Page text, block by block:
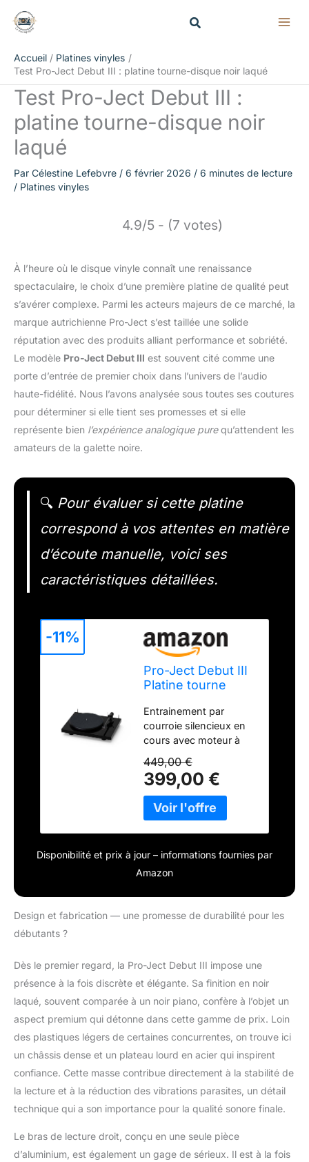
Accueil
Platines vinyles
Test Pro-Ject Debut III : platine tourne-disque noir laqué
Test Pro-Ject Debut III :
platine tourne-disque noir
laqué
Par Célestine Lefebvre / 6 février 2026 / 6 minutes de lecture
/ Platines vinyles
4.9/5 - (7 votes)
À l’heure où le disque vinyle connaît une renaissance
spectaculaire, le choix d’une première platine de qualité peut
s’avérer complexe. Parmi les acteurs majeurs de ce marché, la
marque autrichienne Pro-Ject s’est taillée une solide
réputation avec des produits alliant performance et sobriété.
Le modèle Pro-Ject Debut III est souvent cité comme une
porte d’entrée de premier choix dans l’univers de l’audio
haute-fidélité. Nous l’avons analysée sous toutes ses coutures
pour déterminer si elle tient ses promesses et si elle
représente bien l’expérience analogique purequ’attendent les
amateurs de la galette noire.
🔍 Pour évaluer si cette platine
correspond à vos attentes en matière
d’écoute manuelle, voici ses
caractéristiques détaillées.
Pro-Ject Debut III
Platine tourne
Entrainement par
courroie silencieux en
cours avec moteur à
select3 Quatre
suspendue
punktaufhängung du
moteur Type
plattentellerlagerbuchse
en laiton inoxydable sur
Kautschukbedämpfte
gerätefüße Droite 8, 6
449,00 €
399,00 €
-11%
Disponibilité et prix à jour – informations fournies par
Amazon
Design et fabrication — une promesse de durabilité pour les
débutants ?
Dès le premier regard, la Pro-Ject Debut III impose une
présence à la fois discrète et élégante. Sa finition en noir
laqué, souvent comparée à un noir piano, confère à l’objet un
aspect premium qui détonne dans cette gamme de prix. Loin
des plastiques légers de certaines concurrentes, on trouve ici
un châssis dense et un plateau lourd en acier qui inspirent
confiance. Cette masse contribue directement à la stabilité de
la lecture et à la réduction des vibrations parasites, un détail
technique qui a son importance pour la qualité sonore finale.
Le bras de lecture droit, conçu en une seule pièce
d’aluminium, est également un gage de sérieux. Il est à la fois
Rechercher